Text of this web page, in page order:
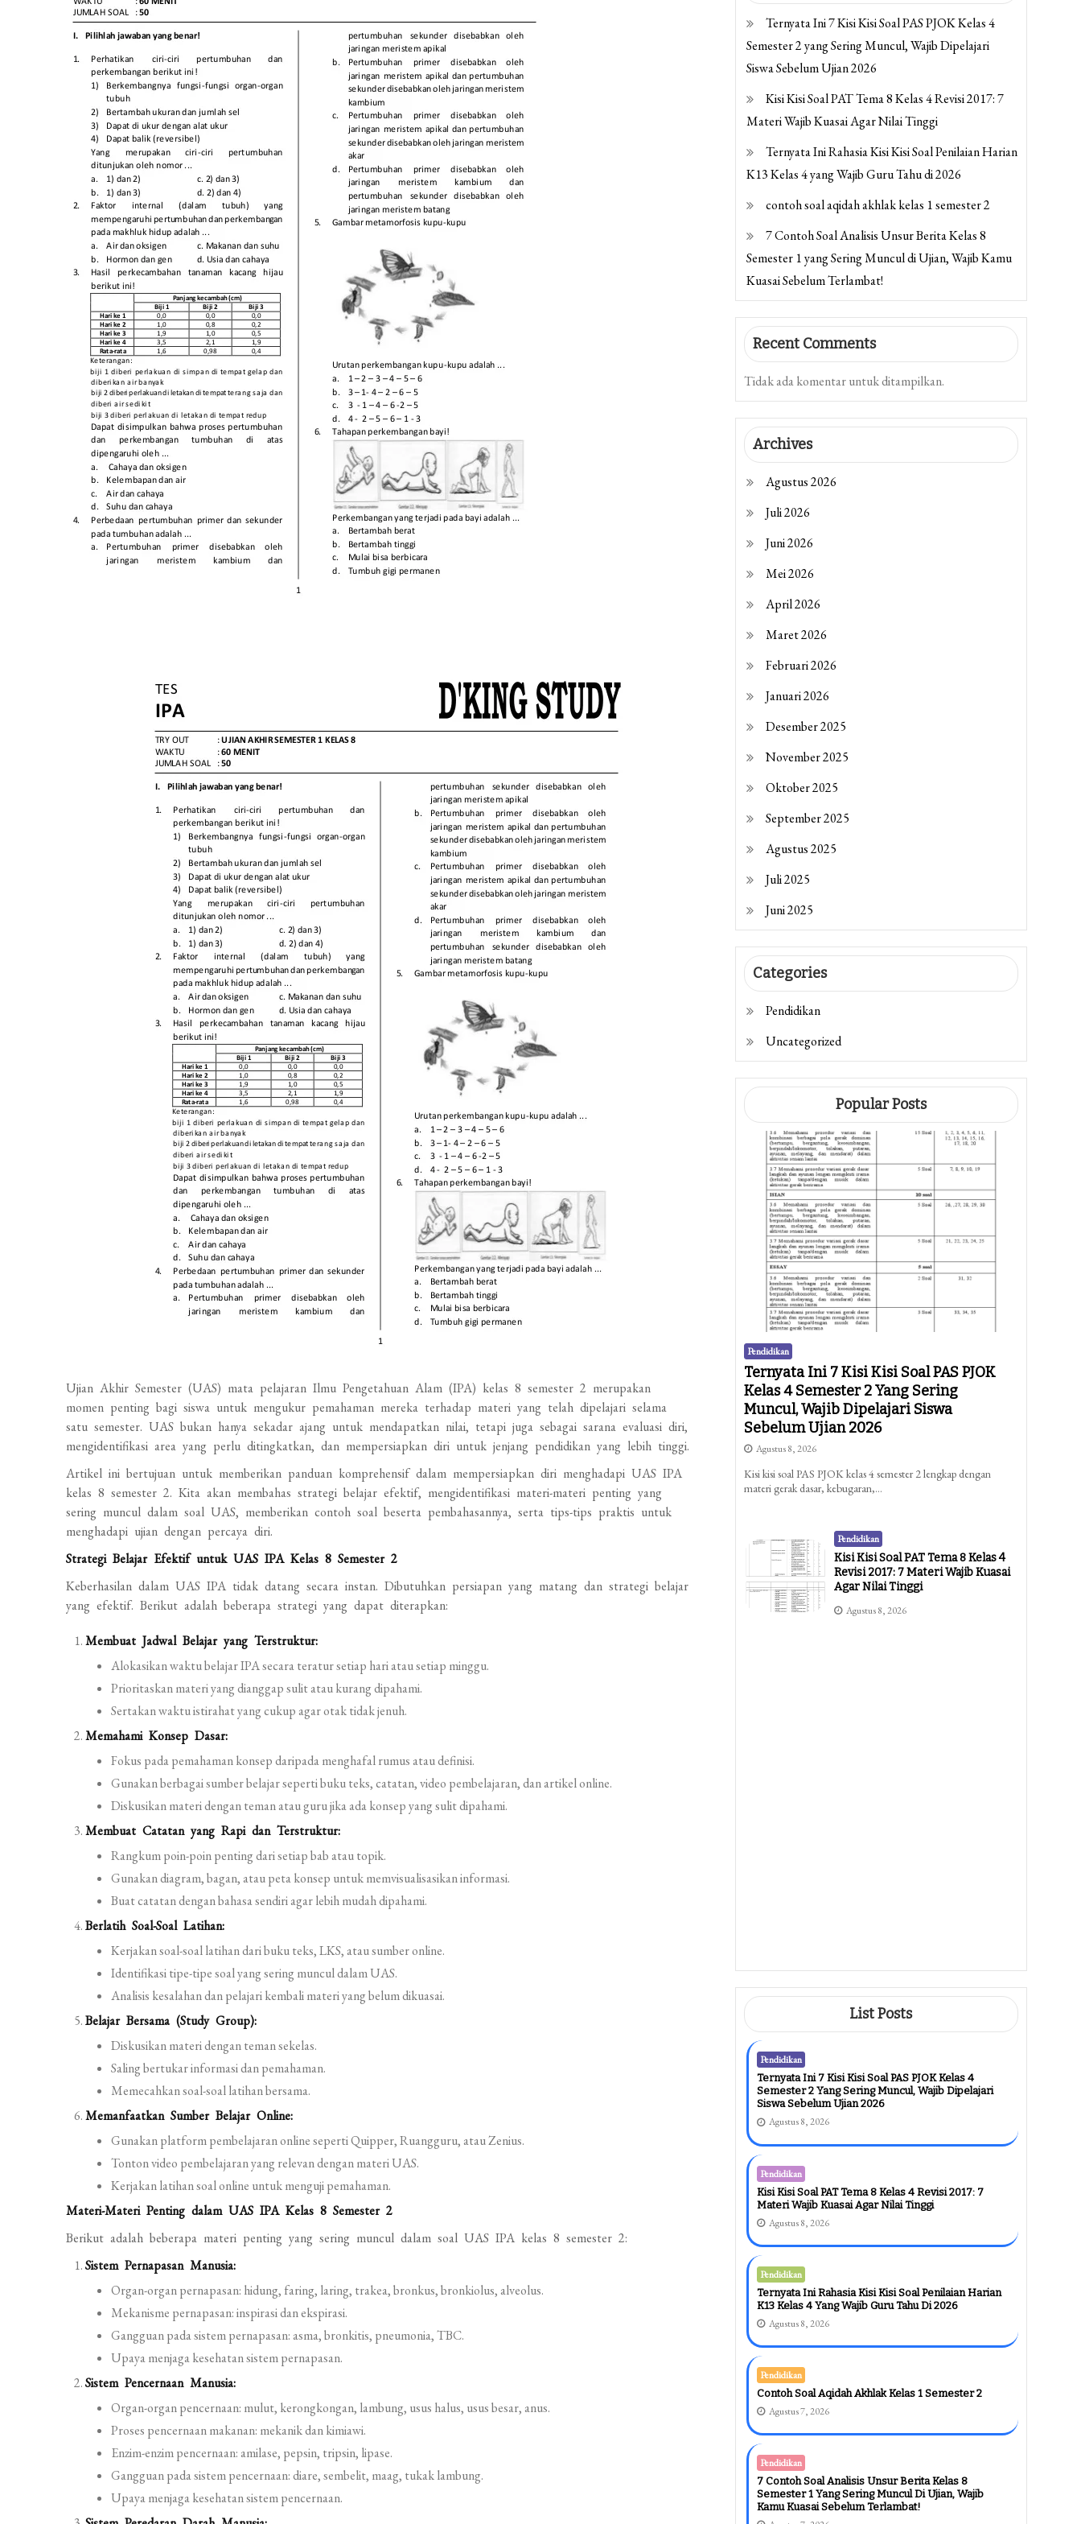
Ujian Akhir Semester (UAS) mata pelajaran Ilmu Pengetahuan Alam (IPA) kelas 8 semester 2 merupakan
momen penting bagi siswa untuk mengukur pemahaman mereka terhadap materi yang telah dipelajari selama
satu semester. UAS bukan hanya sekadar ajang untuk mendapatkan nilai, tetapi juga sebagai sarana evaluasi diri,
mengidentifikasi area yang perlu ditingkatkan, dan mempersiapkan diri untuk jenjang pendidikan yang lebih tinggi.
Artikel ini bertujuan untuk memberikan panduan komprehensif dalam mempersiapkan diri menghadapi UAS IPA
kelas 8 semester 2. Kita akan membahas strategi belajar efektif, mengidentifikasi materi-materi penting yang
sering muncul dalam soal UAS, memberikan contoh soal beserta pembahasannya, serta tips-tips praktis untuk
menghadapi ujian dengan percaya diri.
Strategi Belajar Efektif untuk UAS IPA Kelas 8 Semester 2
Keberhasilan dalam UAS IPA tidak datang secara instan. Dibutuhkan persiapan yang matang dan strategi belajar
yang efektif. Berikut adalah beberapa strategi yang dapat diterapkan:
Membuat Jadwal Belajar yang Terstruktur:
Alokasikan waktu belajar IPA secara teratur setiap hari atau setiap minggu.
Prioritaskan materi yang dianggap sulit atau kurang dipahami.
Sertakan waktu istirahat yang cukup agar otak tidak jenuh.
Memahami Konsep Dasar:
Fokus pada pemahaman konsep daripada menghafal rumus atau definisi.
Gunakan berbagai sumber belajar seperti buku teks, catatan, video pembelajaran, dan artikel online.
Diskusikan materi dengan teman atau guru jika ada konsep yang sulit dipahami.
Membuat Catatan yang Rapi dan Terstruktur:
Rangkum poin-poin penting dari setiap bab atau topik.
Gunakan diagram, bagan, atau peta konsep untuk memvisualisasikan informasi.
Buat catatan dengan bahasa sendiri agar lebih mudah dipahami.
Berlatih Soal-Soal Latihan:
Kerjakan soal-soal latihan dari buku teks, LKS, atau sumber online.
Identifikasi tipe-tipe soal yang sering muncul dalam UAS.
Analisis kesalahan dan pelajari kembali materi yang belum dikuasai.
Belajar Bersama (Study Group):
Diskusikan materi dengan teman sekelas.
Saling bertukar informasi dan pemahaman.
Memecahkan soal-soal latihan bersama.
Memanfaatkan Sumber Belajar Online:
Gunakan platform pembelajaran online seperti Quipper, Ruangguru, atau Zenius.
Tonton video pembelajaran yang relevan dengan materi UAS.
Kerjakan latihan soal online untuk menguji pemahaman.
Materi-Materi Penting dalam UAS IPA Kelas 8 Semester 2
Berikut adalah beberapa materi penting yang sering muncul dalam soal UAS IPA kelas 8 semester 2:
Sistem Pernapasan Manusia:
Organ-organ pernapasan: hidung, faring, laring, trakea, bronkus, bronkiolus, alveolus.
Mekanisme pernapasan: inspirasi dan ekspirasi.
Gangguan pada sistem pernapasan: asma, bronkitis, pneumonia, TBC.
Upaya menjaga kesehatan sistem pernapasan.
Sistem Pencernaan Manusia:
Organ-organ pencernaan: mulut, kerongkongan, lambung, usus halus, usus besar, anus.
Proses pencernaan makanan: mekanik dan kimiawi.
Enzim-enzim pencernaan: amilase, pepsin, tripsin, lipase.
Gangguan pada sistem pencernaan: diare, sembelit, maag, tukak lambung.
Upaya menjaga kesehatan sistem pencernaan.
Ternyata Ini 7 Kisi Kisi Soal PAS PJOK Kelas 4
Semester 2 yang Sering Muncul, Wajib Dipelajari
Siswa Sebelum Ujian 2026
Kisi Kisi Soal PAT Tema 8 Kelas 4 Revisi 2017: 7
Materi Wajib Kuasai Agar Nilai Tinggi
Ternyata Ini Rahasia Kisi Kisi Soal Penilaian Harian
K13 Kelas 4 yang Wajib Guru Tahu di 2026
contoh soal aqidah akhlak kelas 1 semester 2
7 Contoh Soal Analisis Unsur Berita Kelas 8
Semester 1 yang Sering Muncul di Ujian, Wajib Kamu
Kuasai Sebelum Terlambat!
Recent Comments
Tidak ada komentar untuk ditampilkan.
Archives
Agustus 2026
Juli 2026
Juni 2026
Mei 2026
April 2026
Maret 2026
Februari 2026
Januari 2026
Desember 2025
November 2025
Oktober 2025
September 2025
Agustus 2025
Juli 2025
Juni 2025
Categories
Pendidikan
Uncategorized
Popular Posts
Pendidikan
Ternyata Ini 7 Kisi Kisi Soal PAS PJOK
Kelas 4 Semester 2 Yang Sering
Muncul, Wajib Dipelajari Siswa
Sebelum Ujian 2026
Agustus 8, 2026
Kisi kisi soal PAS PJOK kelas 4 semester 2 lengkap dengan
materi gerak dasar, kebugaran,…
Pendidikan
Kisi Kisi Soal PAT Tema 8 Kelas 4
Revisi 2017: 7 Materi Wajib Kuasai
Agar Nilai Tinggi
Agustus 8, 2026
Sering Muncul Di Ujian, Wajib
Kamu Kuasai Sebelum Terlambat!
List Posts
Pendidikan
Ternyata Ini 7 Kisi Kisi Soal PAS PJOK Kelas 4
Semester 2 Yang Sering Muncul, Wajib Dipelajari
Siswa Sebelum Ujian 2026
Agustus 8, 2026
Pendidikan
Kisi Kisi Soal PAT Tema 8 Kelas 4 Revisi 2017: 7
Materi Wajib Kuasai Agar Nilai Tinggi
Agustus 8, 2026
Pendidikan
Ternyata Ini Rahasia Kisi Kisi Soal Penilaian Harian
K13 Kelas 4 Yang Wajib Guru Tahu Di 2026
Agustus 8, 2026
Pendidikan
Contoh Soal Aqidah Akhlak Kelas 1 Semester 2
Agustus 7, 2026
Pendidikan
7 Contoh Soal Analisis Unsur Berita Kelas 8
Semester 1 Yang Sering Muncul Di Ujian, Wajib
Kamu Kuasai Sebelum Terlambat!